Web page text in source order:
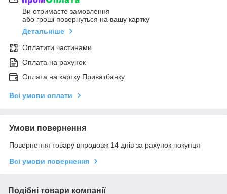
Ви отримаєте замовлення
або гроші повернуться на вашу картку
Детальніше
Оплатити частинами
Оплата на рахунок
Оплата на картку Приватбанку
Всі умови оплати
Умови повернення
Повернення товару впродовж 14 днів за рахунок покупця
Всі умови повернення
Подібні товари компанії